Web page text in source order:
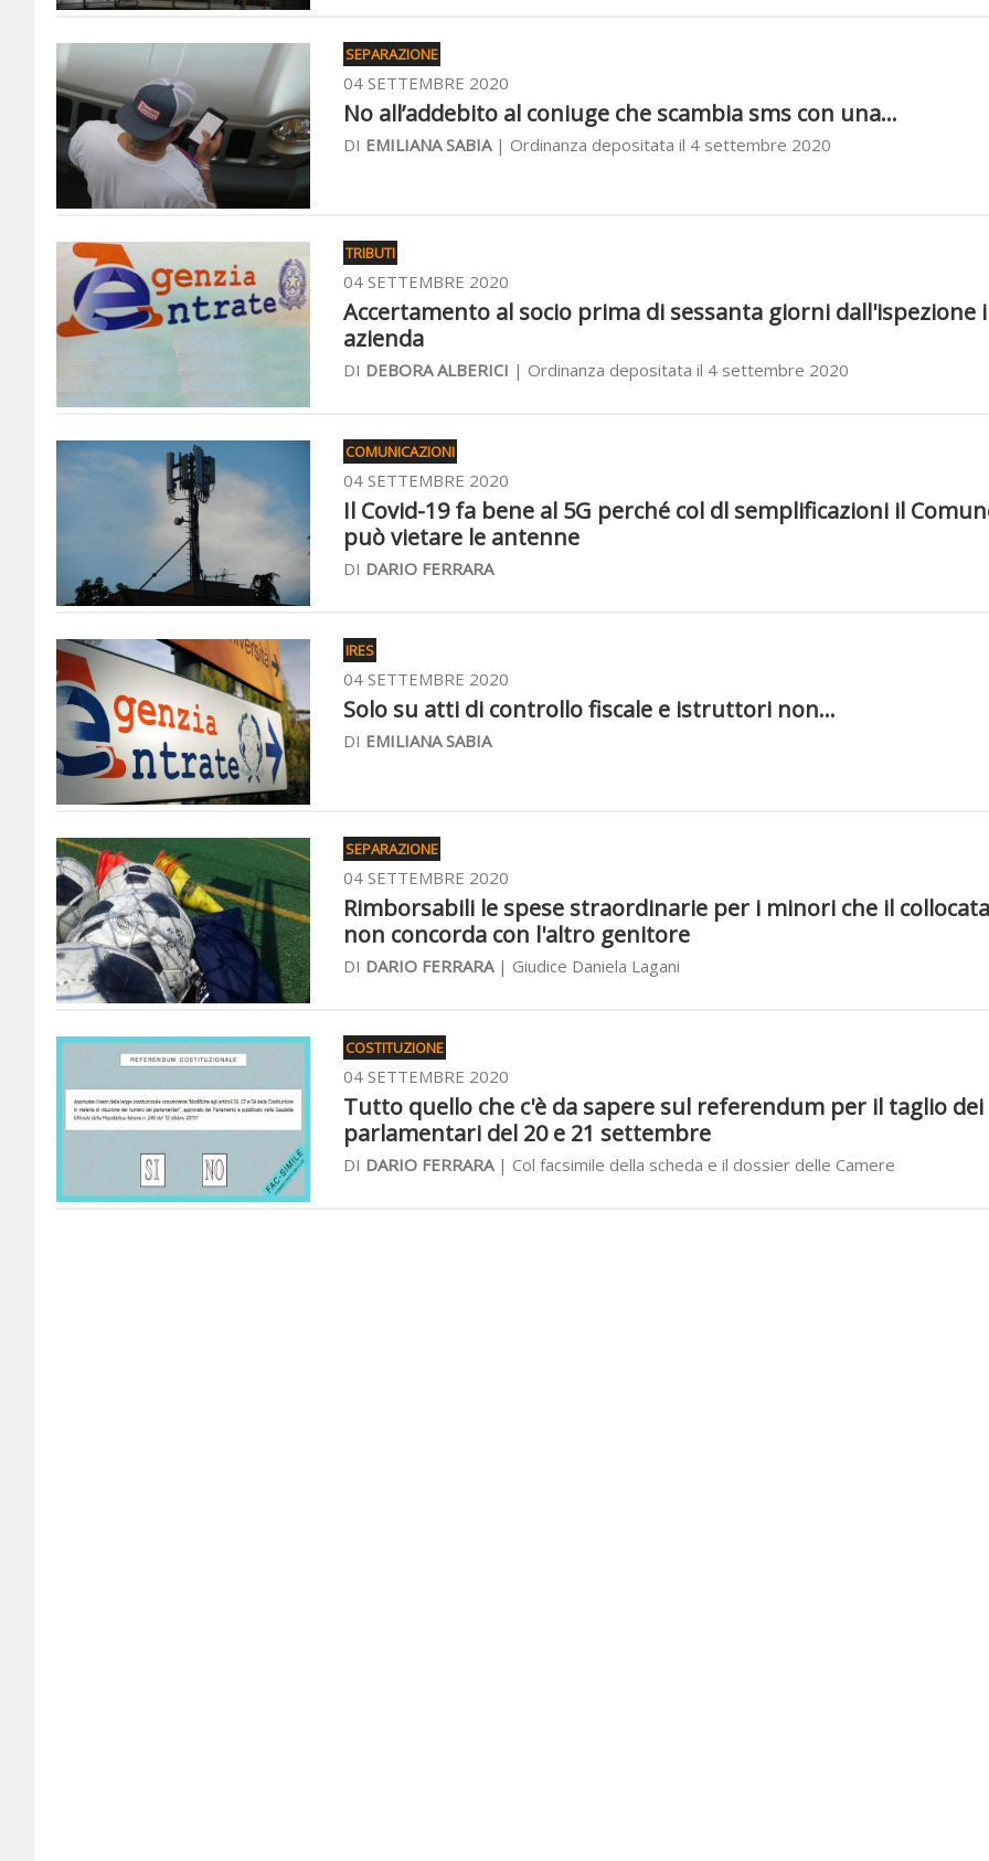
SEPARAZIONE
04 SETTEMBRE 2020
No all’addebito al coniuge che scambia sms con una...
DI EMILIANA SABIA| Ordinanza depositata il 4 settembre 2020
TRIBUTI
04 SETTEMBRE 2020
Accertamento al socio prima di sessanta giorni dall'ispezione
azienda
DI DEBORA ALBERICI | Ordinanza depositata il 4 settembre 2020
COMUNICAZIONI
04 SETTEMBRE 2020
Il Covid-19 fa bene al 5G perché col dl semplificazioni il
può vietare le antenne
DI DARIO FERRARA
IRES
04 SETTEMBRE 2020
Solo su atti di controllo fiscale e istruttori non...
DI EMILIANA SABIA
SEPARAZIONE
04 SETTEMBRE 2020
Rimborsabili le spese straordinarie per i minori che il
non concorda con l'altro genitore
DI DARIO FERRARA| Giudice Daniela Lagani
COSTITUZIONE
04 SETTEMBRE 2020
Tutto quello che c'è da sapere sul referendum per il taglio dei
parlamentari del 20 e 21 settembre
DI DARIO FERRARA| Col facsimile della scheda e il dossier delle Camere